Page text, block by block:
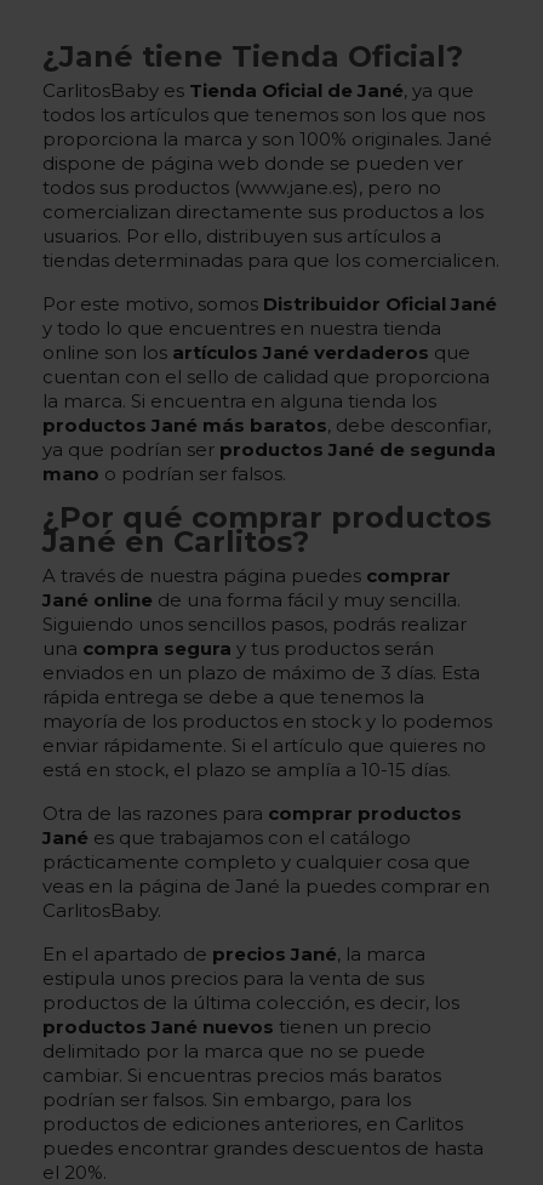
¿Jané tiene Tienda Oficial?
CarlitosBaby es Tienda Oficial de Jané, ya que
todos los artículos que tenemos son los que nos
proporciona la marca y son 100% originales. Jané
dispone de página web donde se pueden ver
todos sus productos (www.jane.es), pero no
comercializan directamente sus productos a los
usuarios. Por ello, distribuyen sus artículos a
tiendas determinadas para que los comercialicen.
Por este motivo, somos Distribuidor Oficial Jané
y todo lo que encuentres en nuestra tienda
online son los artículos Jané verdaderos que
cuentan con el sello de calidad que proporciona
la marca. Si encuentra en alguna tienda los
productos Jané más baratos, debe desconfiar,
ya que podrían ser productos Jané de segunda
mano o podrían ser falsos.
¿Por qué comprar productos
Jané en Carlitos?
A través de nuestra página puedes comprar
Jané online de una forma fácil y muy sencilla.
Siguiendo unos sencillos pasos, podrás realizar
una compra segura y tus productos serán
enviados en un plazo de máximo de 3 días. Esta
rápida entrega se debe a que tenemos la
mayoría de los productos en stock y lo podemos
enviar rápidamente. Si el artículo que quieres no
está en stock, el plazo se amplía a 10-15 días.
Otra de las razones para comprar productos
Jané es que trabajamos con el catálogo
prácticamente completo y cualquier cosa que
veas en la página de Jané la puedes comprar en
CarlitosBaby.
En el apartado de precios Jané, la marca
estipula unos precios para la venta de sus
productos de la última colección, es decir, los
productos Jané nuevos tienen un precio
delimitado por la marca que no se puede
cambiar. Si encuentras precios más baratos
podrían ser falsos. Sin embargo, para los
productos de ediciones anteriores, en Carlitos
puedes encontrar grandes descuentos de hasta
el 20%.